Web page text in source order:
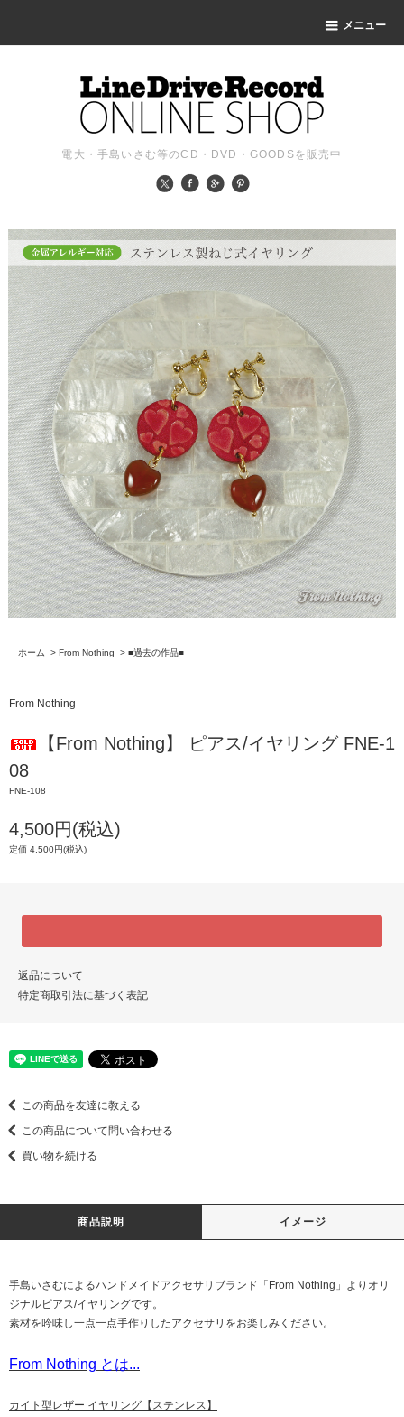
メニュー
電大・手島いさむ等のCD・DVD・GOODSを販売中
ホーム > From Nothing > ■過去の作品■
From Nothing
【From Nothing】 ピアス/イヤリング FNE-1
08
FNE-108
4,500円(税込)
定価 4,500円(税込)
返品について
特定商取引法に基づく表記
この商品を友達に教える
この商品について問い合わせる
買い物を続ける
商品説明 イメージ
手島いさむによるハンドメイドアクセサリブランド「From Nothing」よりオリ
ジナルピアス/イヤリングです。
素材を吟味し一点一点手作りしたアクセサリをお楽しみください。
From Nothing とは...
カイト型レザー イヤリング【ステンレス】